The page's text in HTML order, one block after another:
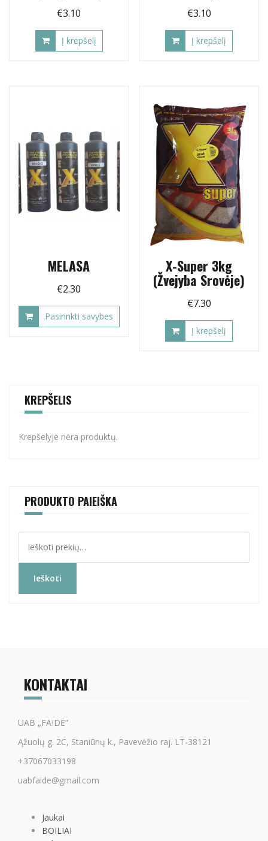
€3.10
Į krepšelį
€3.10
Į krepšelį
MELASA
€2.30
Pasirinkti savybes
The
be
page
X-Super 3kg
(Žvejyba Srovėje)
€7.30
Į krepšelį
KREPŠELIS
Krepšelyje nėra produktų.
PRODUKTO PAIEIŠKA
Ieškoti
KONTAKTAI
UAB „FAIDĖ”
Ąžuolų g. 2C, Staniūnų k., Pavevėžio raj. LT-38121
+37067033198
uabfaide@gmail.com
Jaukai
BOILIAI